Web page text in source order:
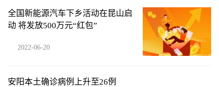
全国新能源汽车下乡活动在昆山启
动 将发放500万元“红包”
2022-06-20
安阳本土确诊病例上升至26例